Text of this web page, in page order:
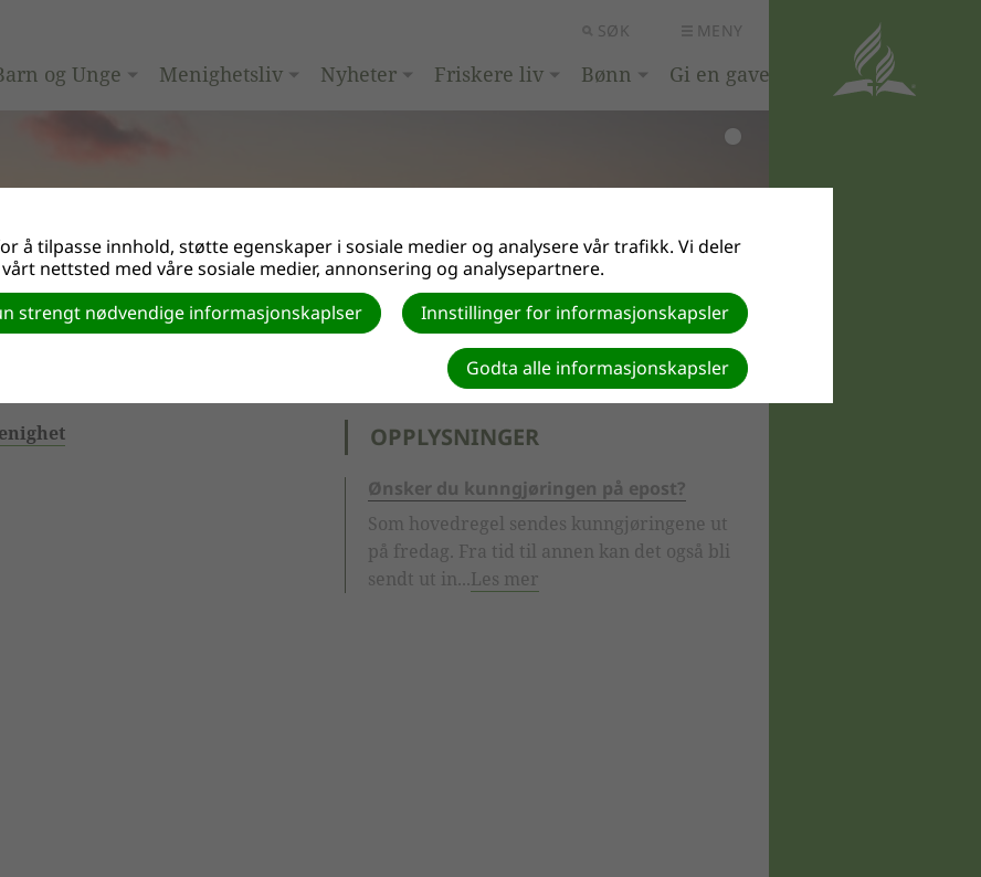
SØK MENY
og Unge Menighetsliv Nyheter Friskere liv Bønn Gi en gave
OPPLYSNINGER
Ønsker du kunngjøringen på epost?
Som hovedregel sendes kunngjøringene ut
på fredag. Fra tid til annen kan det også bli
sendt ut in...Les mer
å tilpasse innhold, støtte egenskaper i sosiale medier og analysere vår trafikk. Vi deler
nettsted med våre sosiale medier, annonsering og analysepartnere.
Innstillinger for informasjonskapsler
strengt nødvendige informasjonskaplser
Godta alle informasjonskapsler